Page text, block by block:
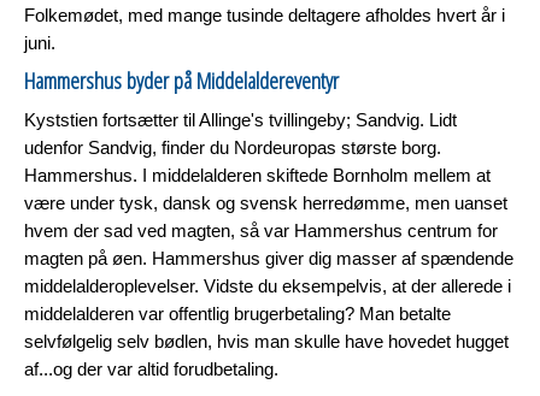
Folkemødet, med mange tusinde deltagere afholdes hvert år i
juni.
Hammershus byder på Middelaldereventyr
Kyststien fortsætter til Allinge's tvillingeby; Sandvig. Lidt
udenfor Sandvig, finder du Nordeuropas største borg.
Hammershus. I middelalderen skiftede Bornholm mellem at
være under tysk, dansk og svensk herredømme, men uanset
hvem der sad ved magten, så var Hammershus centrum for
magten på øen. Hammershus giver dig masser af spændende
middelalderoplevelser. Vidste du eksempelvis, at der allerede i
middelalderen var offentlig brugerbetaling? Man betalte
selvfølgelig selv bødlen, hvis man skulle have hovedet hugget
af...og der var altid forudbetaling.